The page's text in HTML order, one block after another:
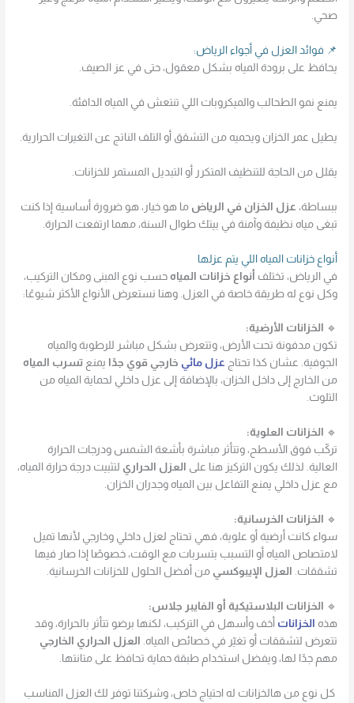
صحي.
📌 فوائد العزل في أجواء الرياض:
يحافظ على برودة المياه بشكل معقول، حتى في عز الصيف.
يمنع نمو الطحالب والميكروبات اللي تنتعش في المياه الدافئة.
يطيل عمر الخزان ويحميه من التشقق أو التلف الناتج عن التغيرات الحرارية.
يقلل من الحاجة للتنظيف المتكرر أو التبديل المستمر للخزانات.
ببساطة، عزل الخزان في الرياض ما هو خيار، هو ضرورة أساسية إذا كنت
تبغى مياه نظيفة وآمنة في بيتك طوال السنة، مهما ارتفعت الحرارة.
أنواع خزانات المياه اللي يتم عزلها
في الرياض، تختلف أنواع خزانات المياه حسب نوع المبنى ومكان التركيب،
وكل نوع له طريقة خاصة في العزل. وهنا نستعرض الأنواع الأكثر شيوعًا:
🔹 الخزانات الأرضية:
تكون مدفونة تحت الأرض، وتتعرض بشكل مباشر للرطوبة والمياه
الجوفية. عشان كذا تحتاج عزل مائي خارجي قوي جدًا يمنعتسرب المياه
من الخارج إلى داخل الخزان، بالإضافة إلى عزل داخلي لحماية المياه من
التلوث.
🔹 الخزانات العلوية:
تركّب فوق الأسطح، وتتأثر مباشرة بأشعة الشمس ودرجات الحرارة
العالية. لذلك يكون التركيز هنا على العزل الحراري لتثبيت درجة حرارة المياه،
مع عزل داخلي يمنع التفاعل بين المياه وجدران الخزان.
🔹 الخزانات الخرسانية:
سواء كانت أرضية أو علوية، فهي تحتاج لعزل داخلي وخارجي لأنها تميل
لامتصاص المياه أو التسبب بتسربات مع الوقت، خصوصًا إذا صار فيها
تشققات. العزل الإيبوكسي من أفضل الحلول للخزانات الخرسانية.
🔹 الخزانات البلاستيكية أو الفايبر جلاس:
هذه الخزانات أخف وأسهل في التركيب، لكنها برضو تتأثر بالحرارة، وقد
تتعرض لتشققات أو تغيّر في خصائص المياه. العزل الحراري الخارجي
مهم جدًا لها، ويفضل استخدام طبقة حماية تحافظ على متانتها.
كل نوع من هالخزانات له احتياج خاص، وشركتنا توفر لك العزل المناسب